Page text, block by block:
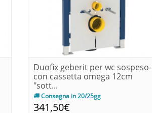
Duofix geberit per wc sospeso-
con cassetta omega 12cm
"sott...
Consegna in 20/25gg
341,50€